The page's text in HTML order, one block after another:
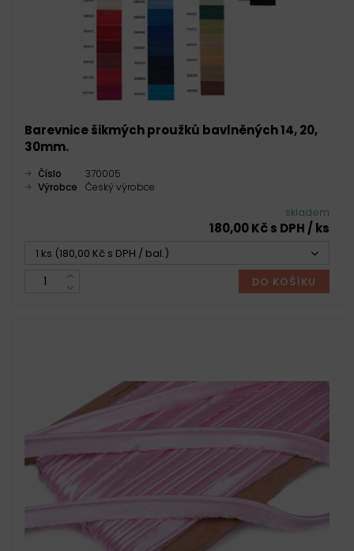
Barevnice šikmých proužků bavlněných 14, 20,
30mm.
Číslo
370005
Výrobce
Český výrobce
skladem
180,00 Kč s DPH / ks
1 ks (180,00 Kč s DPH / bal.)
DO KOŠÍKU